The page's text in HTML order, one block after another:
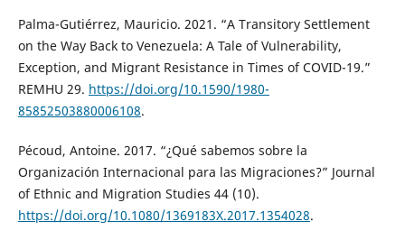
Palma-Gutiérrez, Mauricio. 2021. “A Transitory Settlement
on the Way Back to Venezuela: A Tale of Vulnerability,
Exception, and Migrant Resistance in Times of COVID-19.”
REMHU 29. https://doi.org/10.1590/1980-
85852503880006108.
Pécoud, Antoine. 2017. “¿Qué sabemos sobre la
Organización Internacional para las Migraciones?” Journal
of Ethnic and Migration Studies 44 (10).
https://doi.org/10.1080/1369183X.2017.1354028.